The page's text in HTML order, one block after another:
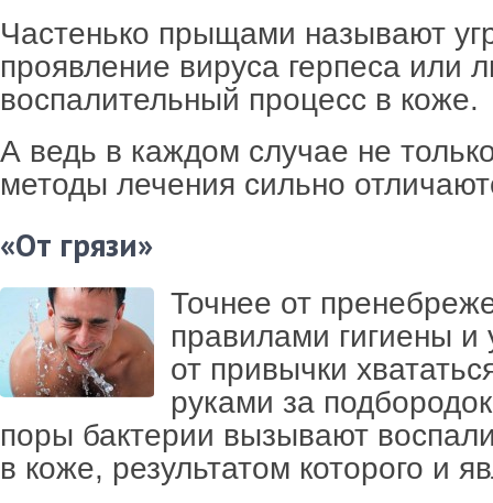
Частенько прыщами называют
проявление вируса герпеса или
воспалительный процесс в коже.
А ведь в каждом случае не
методы лечения сильно
«От грязи»
Точнее от
правилами гигиены и
от привычки
руками за
поры бактерии вызывают
в коже, результатом которого и